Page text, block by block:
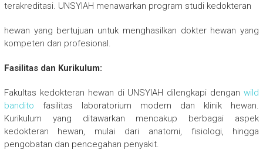
terakreditasi. UNSYIAH menawarkan program studi kedokteran
hewan yang bertujuan untuk menghasilkan dokter hewan yang
kompeten dan profesional.
Fasilitas dan Kurikulum:
Fakultas kedokteran hewan di UNSYIAH dilengkapi denganwild
bandito fasilitas laboratorium modern dan klinik hewan.
Kurikulum yang ditawarkan mencakup berbagai aspek
kedokteran hewan, mulai dari anatomi, fisiologi, hingga
pengobatan dan pencegahan penyakit.